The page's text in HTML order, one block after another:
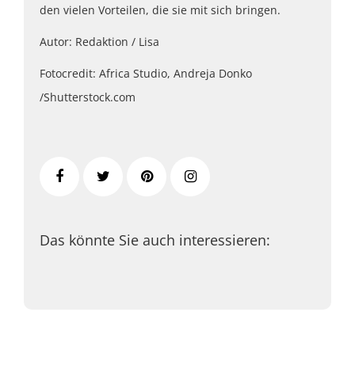
den vielen Vorteilen, die sie mit sich bringen.
Autor: Redaktion / Lisa
Fotocredit: Africa Studio, Andreja Donko
/Shutterstock.com
Das könnte Sie auch interessieren: